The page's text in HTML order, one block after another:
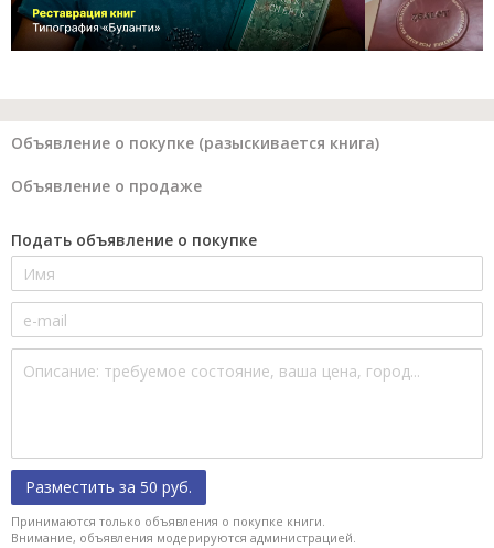
Объявление о покупке (разыскивается книга)
Объявление о продаже
Подать объявление о покупке
Разместить за 50 руб.
Принимаются только объявления о покупке книги.
Внимание, объявления модерируются администрацией.